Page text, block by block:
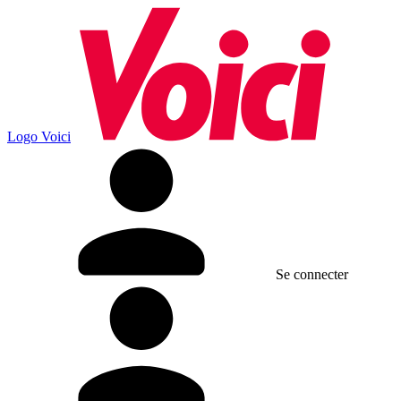
Logo Voici
Se connecter